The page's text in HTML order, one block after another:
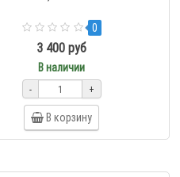
0
3 400 руб
В наличии
- +
В корзину